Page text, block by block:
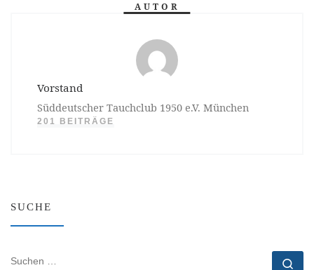
AUTOR
Vorstand
Süddeutscher Tauchclub 1950 e.V. München
201 BEITRÄGE
SUCHE
SUCHE